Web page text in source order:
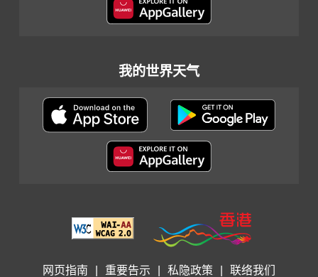
我的世界天气
网页指南 重要告示 私隐政策 联络我们